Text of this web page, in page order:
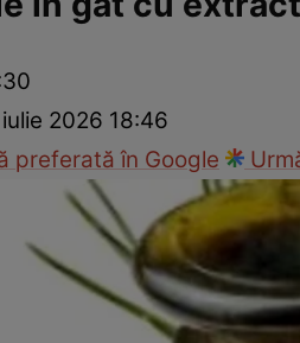
2026 18:46
preferată în Google